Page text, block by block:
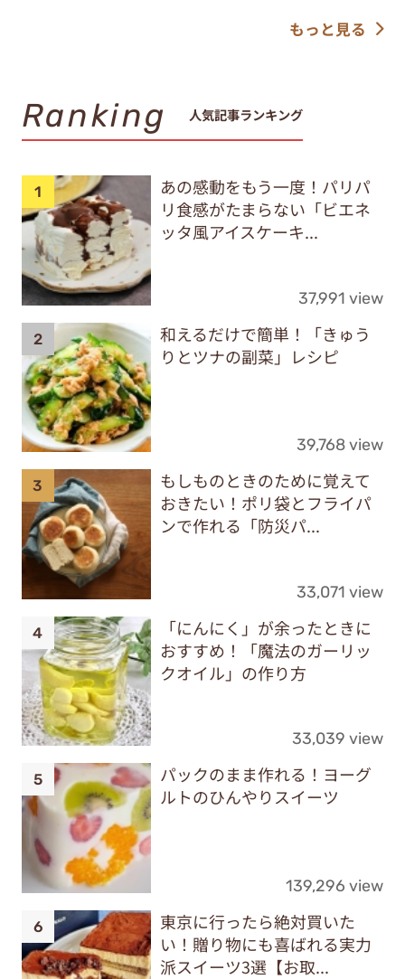
もっと見る
Ranking 人気記事ランキング
あの感動をもう一度！パリパ
リ食感がたまらない「ビエネ
ッタ風アイスケーキ...
37,991 view
和えるだけで簡単！「きゅう
りとツナの副菜」レシピ
39,768 view
もしものときのために覚えて
おきたい！ポリ袋とフライパ
ンで作れる「防災パ...
33,071 view
「にんにく」が余ったときに
おすすめ！「魔法のガーリッ
クオイル」の作り方
33,039 view
パックのまま作れる！ヨーグ
ルトのひんやりスイーツ
139,296 view
東京に行ったら絶対買いた
い！贈り物にも喜ばれる実力
派スイーツ3選【お取...